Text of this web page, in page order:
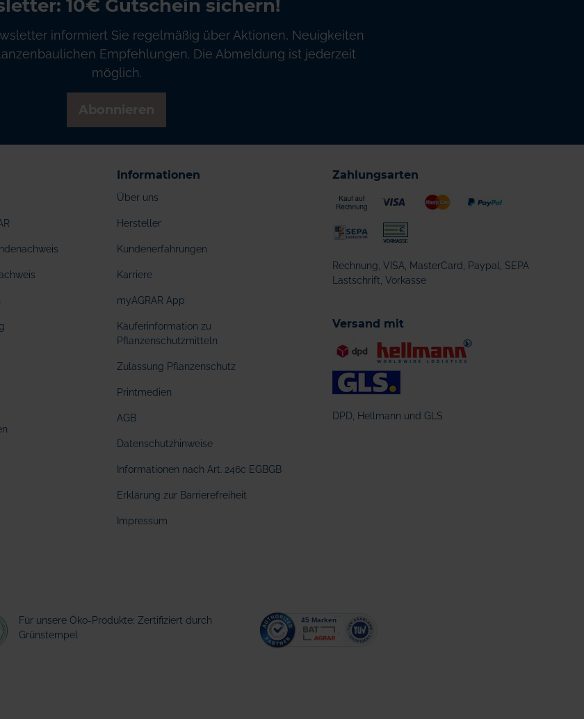
10€ Gutschein sichern!
informiert Sie regelmäßig über Aktionen, Neuigkeiten
Empfehlungen. Die Abmeldung ist jederzeit
möglich.
Informationen
Über uns
Hersteller
Kundenerfahrungen
Karriere
myAGRAR App
Käuferinformation zu
Pflanzenschutzmitteln
Zulassung Pflanzenschutz
Printmedien
AGB
Datenschutzhinweise
Informationen nach Art. 246c EGBGB
Erklärung zur Barrierefreiheit
Impressum
Zahlungsarten
Rechnung, VISA, MasterCard, Paypal, SEPA
Lastschrift, Vorkasse
Versand mit
DPD, Hellmann und GLS
Für unsere Öko-Produkte: Zertifiziert durch
Grünstempel